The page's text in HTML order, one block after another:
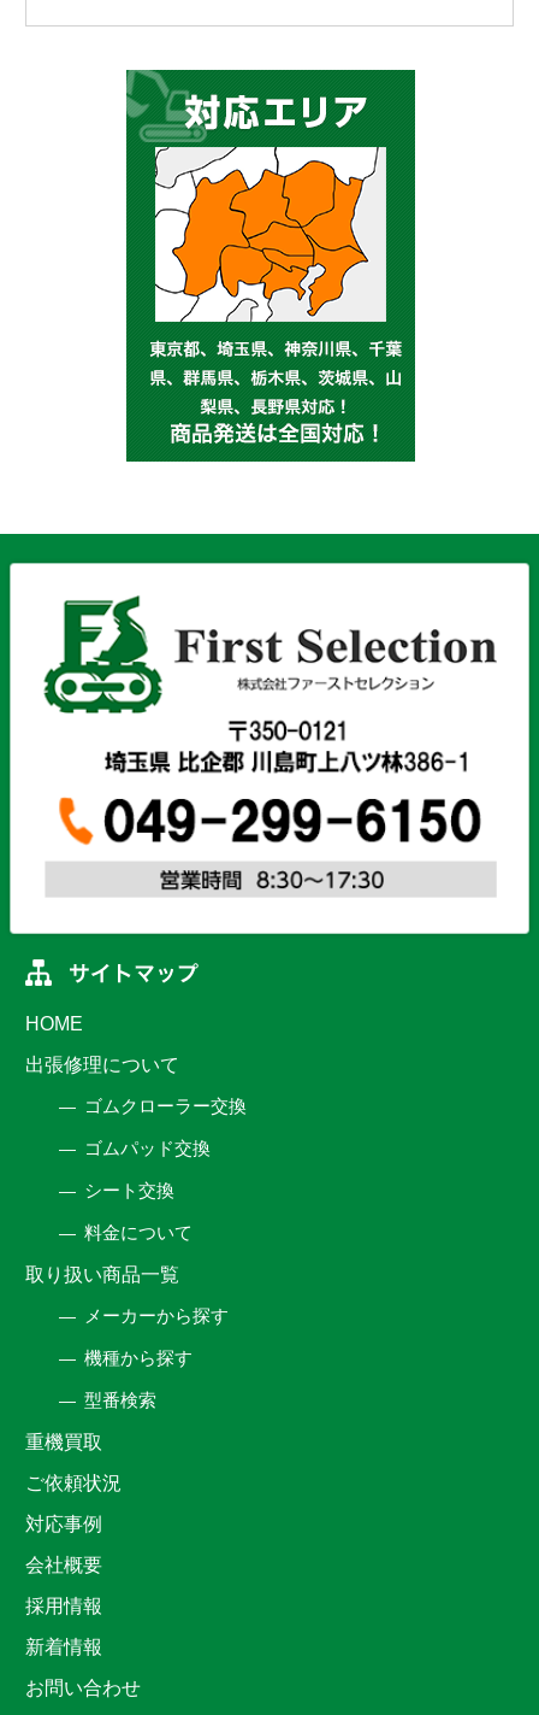
HOME
出張修理について
ゴムクローラー交換
ゴムパッド交換
シート交換
料金について
取り扱い商品一覧
メーカーから探す
機種から探す
型番検索
重機買取
ご依頼状況
対応事例
会社概要
採用情報
新着情報
お問い合わせ